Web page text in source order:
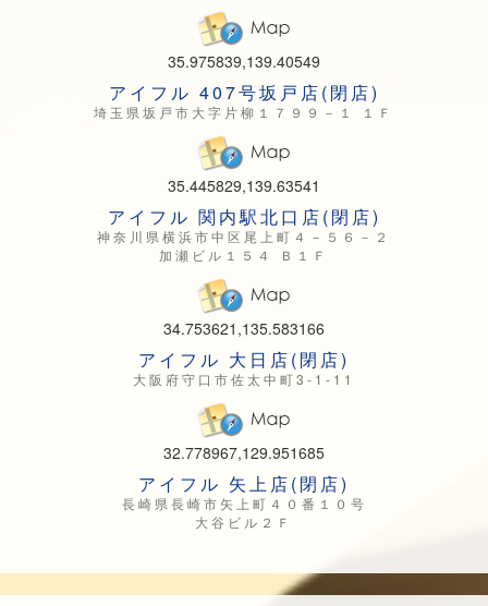
35.975839,139.40549
アイフル 407号坂戸店(閉店)
埼玉県坂戸市大字片柳１７９９－１ １Ｆ
35.445829,139.63541
アイフル 関内駅北口店(閉店)
神奈川県横浜市中区尾上町４－５６－２
加瀬ビル１５４ Ｂ１Ｆ
34.753621,135.583166
アイフル 大日店(閉店)
大阪府守口市佐太中町3-1-11
32.778967,129.951685
アイフル 矢上店(閉店)
長崎県長崎市矢上町４０番１０号
大谷ビル２Ｆ